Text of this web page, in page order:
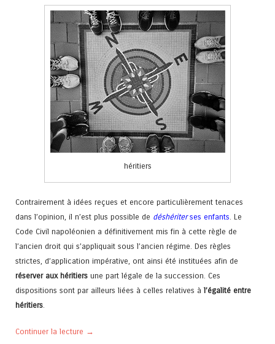
héritiers
Contrairement à idées reçues et encore particulièrement tenaces
dans l’opinion, il n’est plus possible de déshériterses enfants . Le
Code Civil napoléonien a définitivement mis fin à cette règle de
l’ancien droit qui s’appliquait sous l’ancien régime. Des règles
strictes, d’application impérative, ont ainsi été instituées afin de
réserver aux héritiers une part légale de la succession. Ces
dispositions sont par ailleurs liées à celles relatives à l’égalité entre
héritiers
Continuer la lecture →